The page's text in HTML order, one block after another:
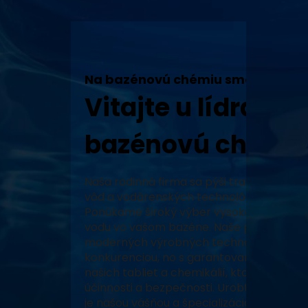
Na bazénovú chémiu sme tu my!
Vitajte u lídra v
bazénovú chémiu!
Naša rodinná firma sa pýši tradíciou,
vôd a vodárenských technológií a
Ponúkame široký výber vysoko
vodu vo vašom bazéne. Naše produkty,
moderných výrobných technológiách,
konkurenciou, no s garantovaným
našich tabliet a chemikálií, ktoré prešli
účinnosti a bezpečnosti. Urobte z vášho
je našou vášňou a špecializáciou.